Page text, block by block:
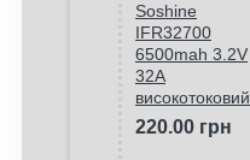
Soshine
IFR32700
6500mah 3.2V
32A
високотоковий
220.00 грн